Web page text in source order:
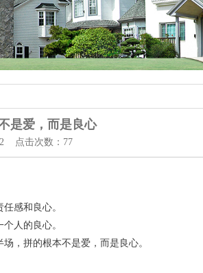
是爱，而是良心
点击次数：77
感和良心。
人的良心。
，拼的根本不是爱，而是良心。